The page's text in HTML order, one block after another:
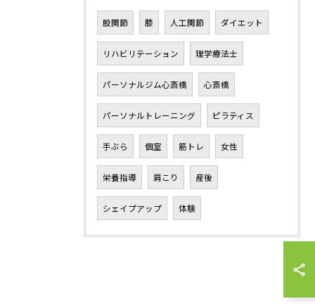
股関節 膝 人工関節 ダイエット
リハビリテーション 理学療法士
パーソナルジム心斎橋 心斎橋
パーソナルトレーニング ピラティス
手ぶら 個室 筋トレ 女性
栄養指導 肩こり 産後
シェイプアップ 体験